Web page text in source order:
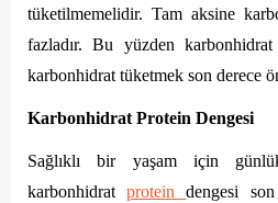
tüketilmemelidir. Tam aksine
fazladır. Bu yüzden
karbonhidrat tüketmek son derece
Karbonhidrat Protein Dengesi
Sağlıklı bir yaşam için günlük
karbonhidrat protein dengesi